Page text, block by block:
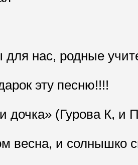
для нас, родные
эту песню!!!!
дочка» (Гурова К, и
весна, и солнышко